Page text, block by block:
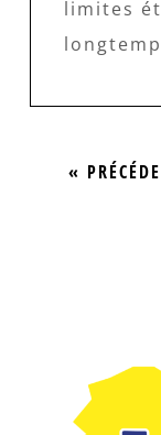
limites
«